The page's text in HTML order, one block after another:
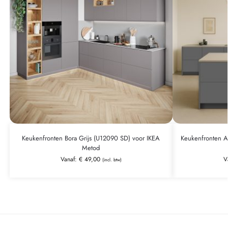
Keukenfronten Bora Grijs (U12090 SD) voor IKEA
Metod
Vanaf: €49,00 (incl. btw)
Keukenfronten